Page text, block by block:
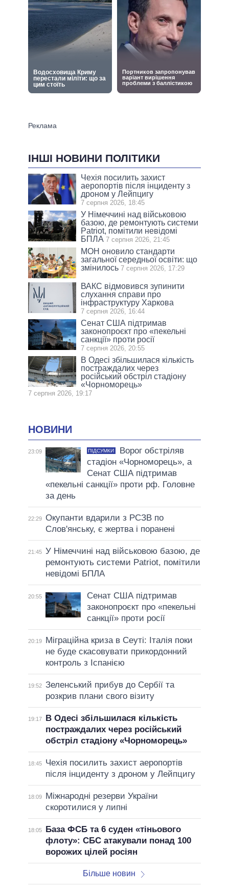
ІНШІ НОВИНИ ПОЛІТИКИ
Чехія посилить захист
аеропортів після інциденту з
дроном у Лейпцигу
7 серпня 2026, 18:45
У Німеччині над військовою
базою, де ремонтують системи
Patriot, помітили невідомі
БПЛА 7 серпня 2026, 21:45
МОН оновило стандарти
загальної середньої освіти: що
змінилось 7 серпня 2026, 17:29
ВАКС відмовився зупинити
слухання справи про
інфраструктуру Харкова
7 серпня 2026, 16:44
Сенат США підтримав
законопроєкт про «пекельні
санкції» проти росії
7 серпня 2026, 20:55
В Одесі збільшилася кількість
постраждалих через
російський обстріл стадіону
«Чорноморець»
7 серпня 2026, 19:17
НОВИНИ
23:09 ПІДСУМКИ
Ворог обстріляв
стадіон «Чорноморець», а
Сенат США підтримав
«пекельні санкції» проти рф. Головне
за день
22:29 Окупанти вдарили з РСЗВ по
Слов'янську, є жертва і поранені
21:45 У Німеччині над військовою базою, де
ремонтують системи Patriot, помітили
невідомі БПЛА
20:55
Сенат США підтримав
законопроєкт про «пекельні
санкції» проти росії
20:19
Міграційна криза в Сеуті: Італія поки
не буде скасовувати прикордонний
контроль з Іспанією
19:52 Зеленський прибув до Сербії та
розкрив плани свого візиту
19:17
В Одесі збільшилася кількість
постраждалих через російський
обстріл стадіону «Чорноморець»
18:45
Чехія посилить захист аеропортів
після інциденту з дроном у Лейпцигу
18:09
Міжнародні резерви України
скоротилися у липні
18:05
База ФСБ та 6 суден «тіньового
флоту»: СБС атакували понад 100
ворожих цілей росіян
Більше новин